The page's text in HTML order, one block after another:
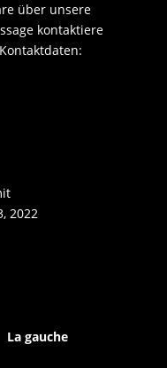
über unsere
kontaktiere
2022
La gauche